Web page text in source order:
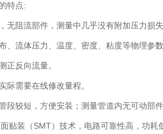
特点:
无阻流部件，测量中几乎没有附加压力损失
、流体压力、温度、密度、粘度等物理参数
正反向流量。
际需要在线修改量程。
段较短，方便安装；测量管道内无可动部件
贴装（SMT）技术，电路可靠性高，功耗